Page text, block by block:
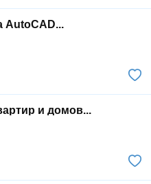
AutoCAD...
и домов...